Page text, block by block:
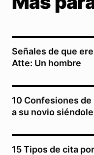
Señales de que
Atte: Un hombre
10 Confesiones
a su novio
15 Tipos de cita